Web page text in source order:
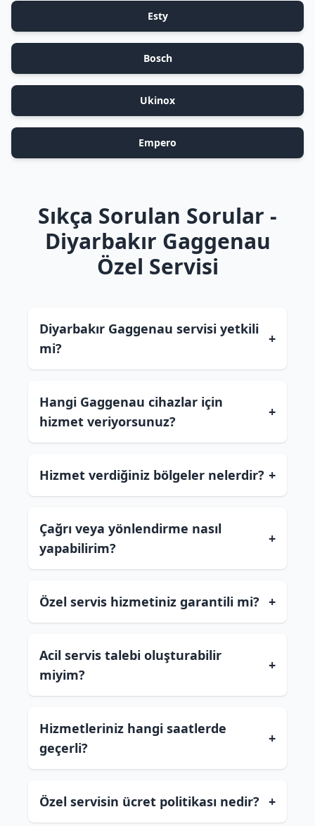
Esty
Bosch
Ukinox
Empero
Sıkça Sorulan Sorular -
Diyarbakır Gaggenau
Özel Servisi
Diyarbakır Gaggenau servisi yetkili
mi?
+
Hangi Gaggenau cihazlar için
hizmet veriyorsunuz?
+
Hizmet verdiğiniz bölgeler nelerdir? +
Çağrı veya yönlendirme nasıl
yapabilirim?
+
Özel servis hizmetiniz garantili mi? +
Acil servis talebi oluşturabilir
miyim?
+
Hizmetleriniz hangi saatlerde
geçerli?
+
Özel servisin ücret politikası nedir? +